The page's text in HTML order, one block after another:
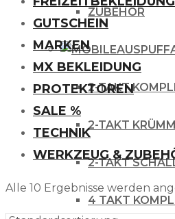
ZUBEHÖR
2-TAKT
2-TAKT
2-TAKT
4 TAKT
GUTSCHEIN
MARKEN
MX BEKLEIDUNG
PROTEKTOREN
SALE %
TECHNIK
WERKZEUG &
Alle 10 Ergebnisse werden